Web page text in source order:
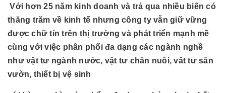
Với hơn 25 năm kinh doanh và trả qua nhiều biến có
thăng trăm về kinh tế nhưng công ty vẫn giữ vững
được chữ tín trên thị trường và phát triển mạnh mẽ
cùng với việc phân phối đa dạng các ngành nghề
như vật tư ngành nước, vật tư chăn nuôi, vât tư sân
vườn, thiết bị vệ sinh